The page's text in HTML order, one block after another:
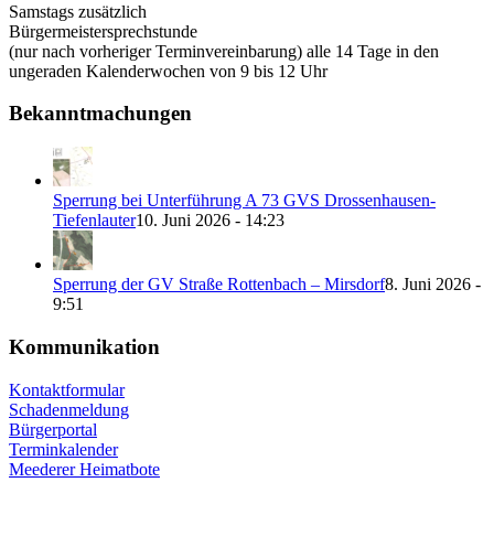
Samstags zusätzlich
Bürgermeistersprechstunde
(nur nach vorheriger Terminvereinbarung) alle 14 Tage in den
ungeraden Kalenderwochen von 9 bis 12 Uhr
Bekanntmachungen
Sperrung bei Unterführung A 73 GVS Drossenhausen-
Tiefenlauter10. Juni 2026 - 14:23
Sperrung der GV Straße Rottenbach – Mirsdorf8. Juni 2026 -
9:51
Kommunikation
Kontaktformular
Schadenmeldung
Bürgerportal
Terminkalender
Meederer Heimatbote